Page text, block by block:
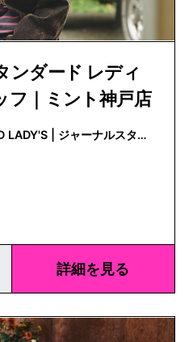
ンダード レディ
フ｜ミント神戸店
ーナルスタン
詳細を見る